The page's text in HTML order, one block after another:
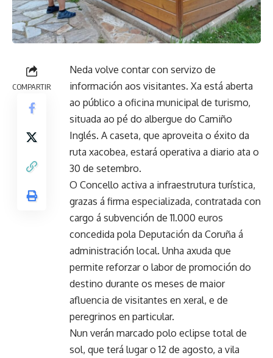
COMPARTIR
Neda volve contar con servizo de
información aos visitantes. Xa está aberta
ao público a oficina municipal de turismo,
situada ao pé do albergue do Camiño
Inglés. A caseta, que aproveita o éxito da
ruta xacobea, estará operativa a diario ata o
30 de setembro.
O Concello activa a infraestrutura turística,
grazas á firma especializada, contratada con
cargo á subvención de 11.000 euros
concedida pola Deputación da Coruña á
administración local. Unha axuda que
permite reforzar o labor de promoción do
destino durante os meses de maior
afluencia de visitantes en xeral, e de
peregrinos en particular.
Nun verán marcado polo eclipse total de
sol, que terá lugar o 12 de agosto, a vila